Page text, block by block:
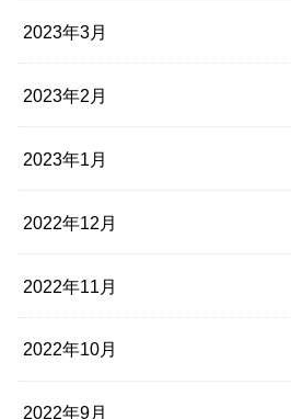
2023年3月
2023年2月
2023年1月
2022年12月
2022年11月
2022年10月
2022年9月